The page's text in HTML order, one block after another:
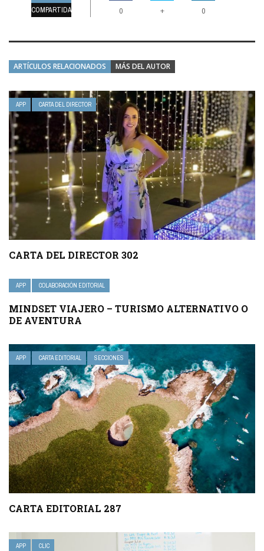
COMPARTIDAS 0 + 0
ARTÍCULOS RELACIONADOS MÁS DEL AUTOR
APP CARTA DEL DIRECTOR
CARTA DEL DIRECTOR 302
APP COLABORACIÓN EDITORIAL
MINDSET VIAJERO – TURISMO ALTERNATIVO O
DE AVENTURA
APP CARTA EDITORIAL SECCIONES
CARTA EDITORIAL 287
APP CLIC